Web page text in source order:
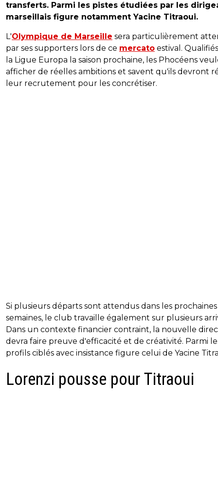
transferts. Parmi les pistes étudiées par les
marseillais figure notamment Yacine Titraoui.
L'Olympique de Marseille sera particulièrement
par ses supporters lors de ce mercato estival.
la Ligue Europa la saison prochaine, les Phocéens
afficher de réelles ambitions et savent qu'ils devront
leur recrutement pour les concrétiser.
Si plusieurs départs sont attendus dans les prochaines
semaines, le club travaille également sur plusieurs
Dans un contexte financier contraint, la nouvelle
devra faire preuve d'efficacité et de créativité. Parmi
profils ciblés avec insistance figure celui de Yacine
Lorenzi pousse pour Titraoui